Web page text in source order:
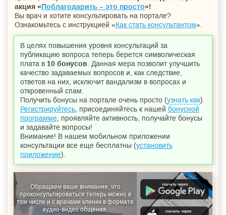
акция «Поблагодарить – это просто»!
Вы врач и хотите консультировать на портале?
Ознакомьтесь с инструкцией «Как стать консультантом».
В целях повышения уровня консультаций за
публикацию вопроса теперь берется символическая
плата в 10 бонусов . Данная мера позволит улучшить
качество задаваемых вопросов и, как следствие,
ответов на них, исключит вандализм в вопросах и
откровенный спам.
Получить бонусы на портале очень просто (узнать как).
Регистрируйтесь , присоединяйтесь к нашей бонусной
программе , проявляйте активность, получайте бонусы
и задавайте вопросы!
Внимание! В нашем мобильном приложении
консультации все еще бесплатны (установить
приложение).
Обращаем ваше внимание, что
проконсультироваться теперь можно в
том числе и с врачами клиник в формате
аудио-видео общения.